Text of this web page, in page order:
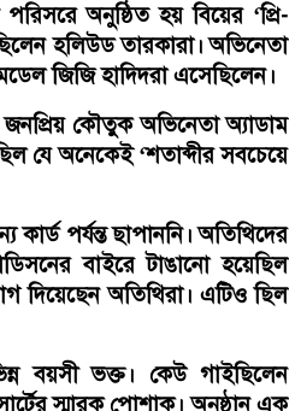
অনুষ্ঠিত হয় বিয়ের ‘প্রি-
হলিউড তারকারা। অভিনেতা
জিজি হাদিদরা এসেছিলেন।
জনপ্রিয় কৌতুক অভিনেতা অ্যাডাম
যে অনেকেই ‘শতাব্দীর সবচেয়ে
পর্যন্ত ছাপাননি। অতিথিদের
বাইরে টাঙানো হয়েছিল
দিয়েছেন অতিথিরা। এটিও ছিল
বয়সী ভক্ত। কেউ গাইছিলেন
স্মারক পোশাক। অনুষ্ঠান এক